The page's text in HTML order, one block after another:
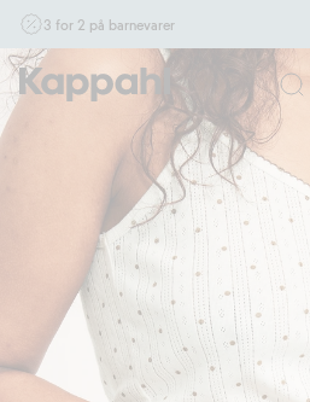
3 for 2 på barnevarer
Ikke Newbie. Gjelder når du handler 2 eller
17/8 i butikk & online for deg som er eller blir
andre tilbud eller rabatter.
Handle nå